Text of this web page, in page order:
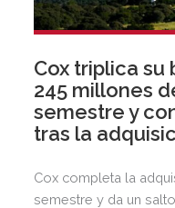
Cox triplica
245 millones
semestre y
tras la
Cox completa la
semestre y da un